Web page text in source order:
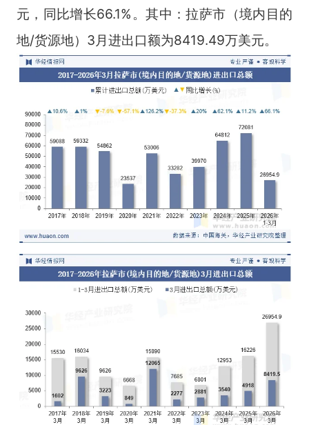
元，同比增长66.1%。其中：拉萨市（境内目的
地/货源地）3月进出口额为8419.49万美元。